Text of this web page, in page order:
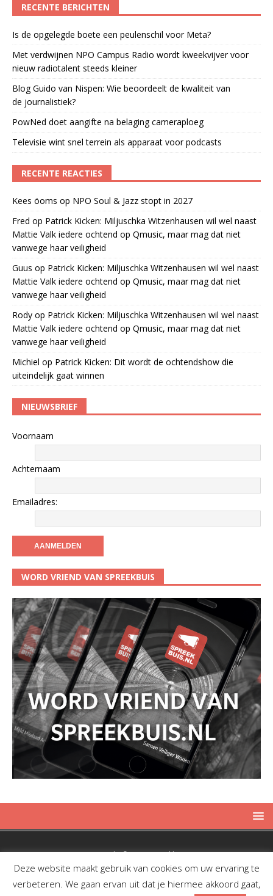
RECENTE BERICHTEN
Is de opgelegde boete een peulenschil voor Meta?
Met verdwijnen NPO Campus Radio wordt kweekvijver voor
nieuw radiotalent steeds kleiner
Blog Guido van Nispen: Wie beoordeelt de kwaliteit van
de journalistiek?
PowNed doet aangifte na belaging cameraploeg
Televisie wint snel terrein als apparaat voor podcasts
RECENTE REACTIES
Kees öoms op NPO Soul & Jazz stopt in 2027
Fred op Patrick Kicken: Miljuschka Witzenhausen wil wel naast
Mattie Valk iedere ochtend op Qmusic, maar mag dat niet
vanwege haar veiligheid
Guus op Patrick Kicken: Miljuschka Witzenhausen wil wel naast
Mattie Valk iedere ochtend op Qmusic, maar mag dat niet
vanwege haar veiligheid
Rody op Patrick Kicken: Miljuschka Witzenhausen wil wel naast
Mattie Valk iedere ochtend op Qmusic, maar mag dat niet
vanwege haar veiligheid
Michiel op Patrick Kicken: Dit wordt de ochtendshow die
uiteindelijk gaat winnen
NIEUWSBRIEF
Voornaam
Achternaam
Emailadres:
WORD VRIEND VAN SPREEKBUIS
Copyright © 2019 Spreekbuis
Deze website maakt gebruik van cookies om uw ervaring te
verbeteren. We gaan ervan uit dat je hiermee akkoord gaat,